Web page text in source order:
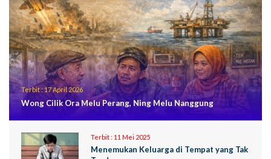
Terbit :17 April 2026
Wong Cilik Ora Melu Perang, Ning Melu Nanggung
Terbit : 11 Mei 2025
Menemukan Keluarga di Tempat yang Tak